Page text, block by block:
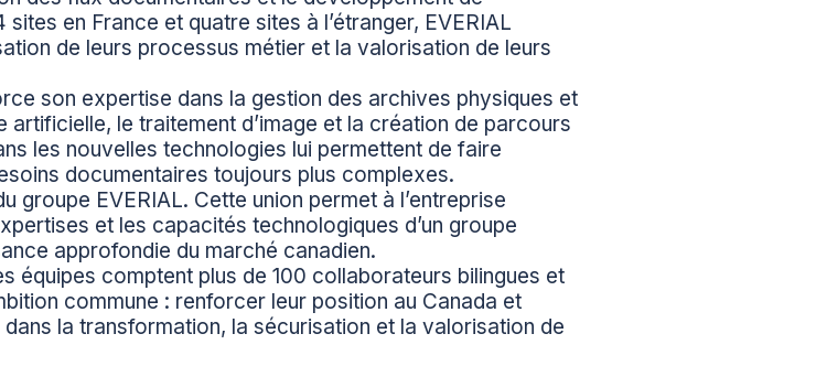
en France et quatre sites à l’étranger, EVERIAL
de leurs processus métier et la valorisation de leurs
son expertise dans la gestion des archives physiques et
artificielle, le traitement d’image et la création de parcours
les nouvelles technologies lui permettent de faire
documentaires toujours plus complexes.
groupe EVERIAL. Cette union permet à l’entreprise
et les capacités technologiques d’un groupe
approfondie du marché canadien.
équipes comptent plus de 100 collaborateurs bilingues et
commune : renforcer leur position au Canada et
la transformation, la sécurisation et la valorisation de